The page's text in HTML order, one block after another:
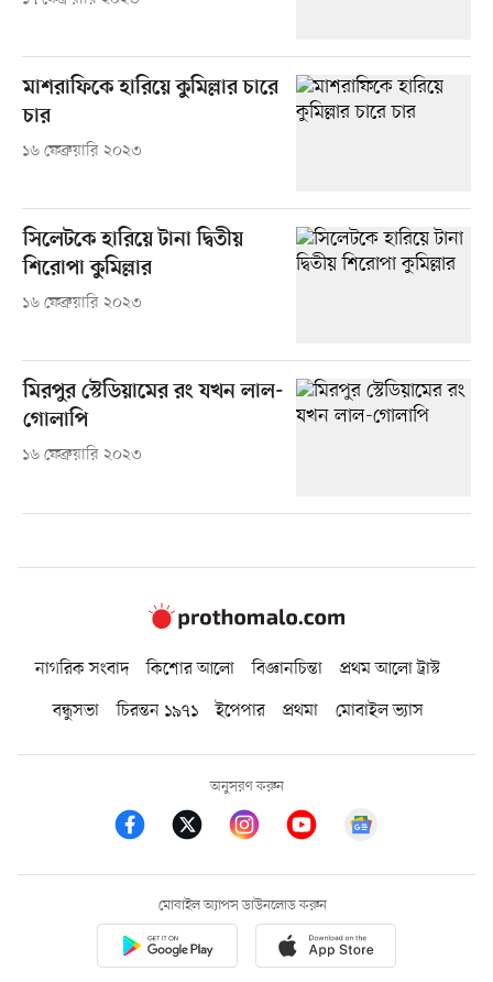
মাশরাফিকে হারিয়ে কুমিল্লার চারে
চার
১৬ ফেব্রুয়ারি ২০২৩
সিলেটকে হারিয়ে টানা দ্বিতীয়
শিরোপা কুমিল্লার
১৬ ফেব্রুয়ারি ২০২৩
মিরপুর স্টেডিয়ামের রং যখন লাল-
গোলাপি
১৬ ফেব্রুয়ারি ২০২৩
নাগরিক সংবাদ কিশোর আলো বিজ্ঞানচিন্তা
প্রথম আলো ট্রাস্ট
বন্ধুসভা
চিরন্তন ১৯৭১ ইপেপার প্রথমা মোবাইল ভ্যাস
অনুসরণ করুন
মোবাইল অ্যাপস ডাউনলোড করুন